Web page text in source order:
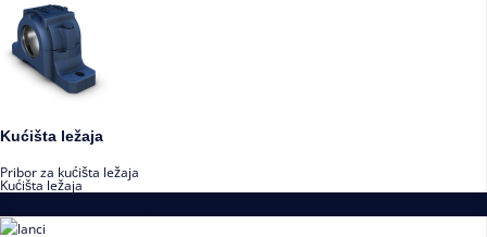
Kućišta ležaja
Pribor za kućišta ležaja
Kućišta ležaja